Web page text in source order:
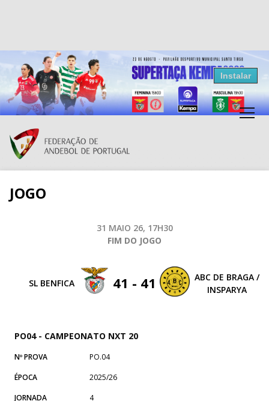
Resultados Andebol
Federação de Andebol de Portugal
Grátis - Disponivel na Play Store
Instalar
JOGO
31 MAIO 26, 17H30
FIM DO JOGO
SL BENFICA 41 - 41
ABC DE BRAGA /
INSPARYA
PO04 - CAMPEONATO NXT 20
Nº PROVA
PO.04
ÉPOCA
2025/26
JORNADA
4